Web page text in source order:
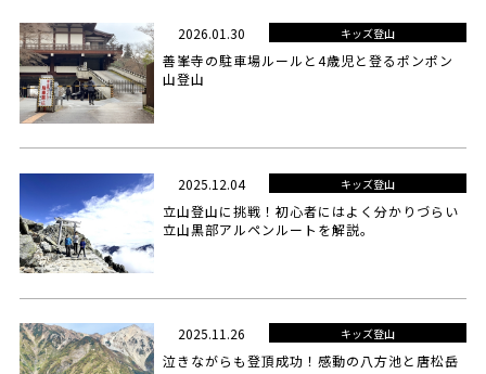
2026.01.30 キッズ登山
善峯寺の駐車場ルールと4歳児と登るポンポン
山登山
2025.12.04 キッズ登山
立山登山に挑戦！初心者にはよく分かりづらい
立山黒部アルペンルートを解説。
2025.11.26 キッズ登山
泣きながらも登頂成功！感動の八方池と唐松岳